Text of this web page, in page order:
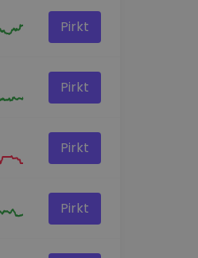
Pirkt
Pirkt
Pirkt
Pirkt